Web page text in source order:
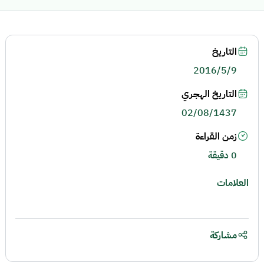
التاريخ
2016/5/9
التاريخ الهجري
02/08/1437
زمن القراءة
0 دقيقة
العلامات
مشاركة